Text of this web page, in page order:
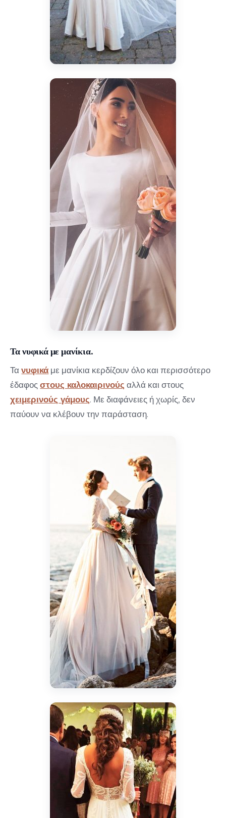
Τα νυφικά με μανίκια.
Τανυφικά με μανίκια κερδίζουν όλο και περισσότερο
έδαφοςστους καλοκαιρινούς αλλά και στους
χειμερινούς γάμους. Με διαφάνειες ή χωρίς, δεν
παύουν να κλέβουν την παράσταση.